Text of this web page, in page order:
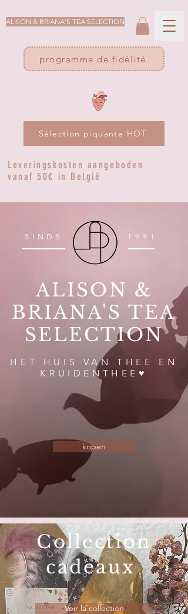
ALISON & BRIANA'S TEA SELECTION
programme de fidélité
Sélection piquante HOT
Leveringskosten aangeboden
vanaf 50€ in België
SINDS 1991
ALISON &
BRIANA'S TEA
SELECTION
HET HUIS VAN THEE EN
KRUIDENTHEE♥
kopen
Collection
cadeaux
Voir la collection